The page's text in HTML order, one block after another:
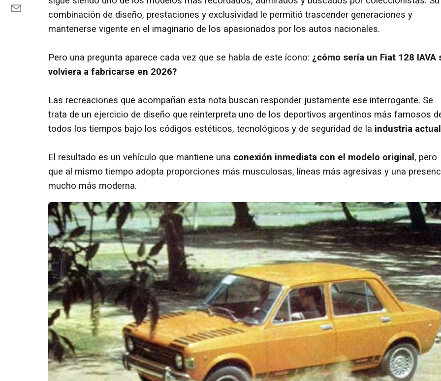
combinación de diseño, prestaciones y exclusividad le permitió trascender generaciones y
mantenerse vigente en el imaginario de los apasionados por los autos nacionales.
Pero una pregunta aparece cada vez que se habla de este ícono: ¿cómo sería un Fiat 128 IAVA
volviera a fabricarse en 2026?
Las recreaciones que acompañan esta nota buscan responder justamente ese interrogante. Se
trata de un ejercicio de diseño que reinterpreta uno de los deportivos argentinos más famosos
todos los tiempos bajo los códigos estéticos, tecnológicos y de seguridad de la industria
El resultado es un vehículo que mantiene una conexión inmediata con el modelo original, pero
que al mismo tiempo adopta proporciones más musculosas, líneas más agresivas y una
mucho más moderna.